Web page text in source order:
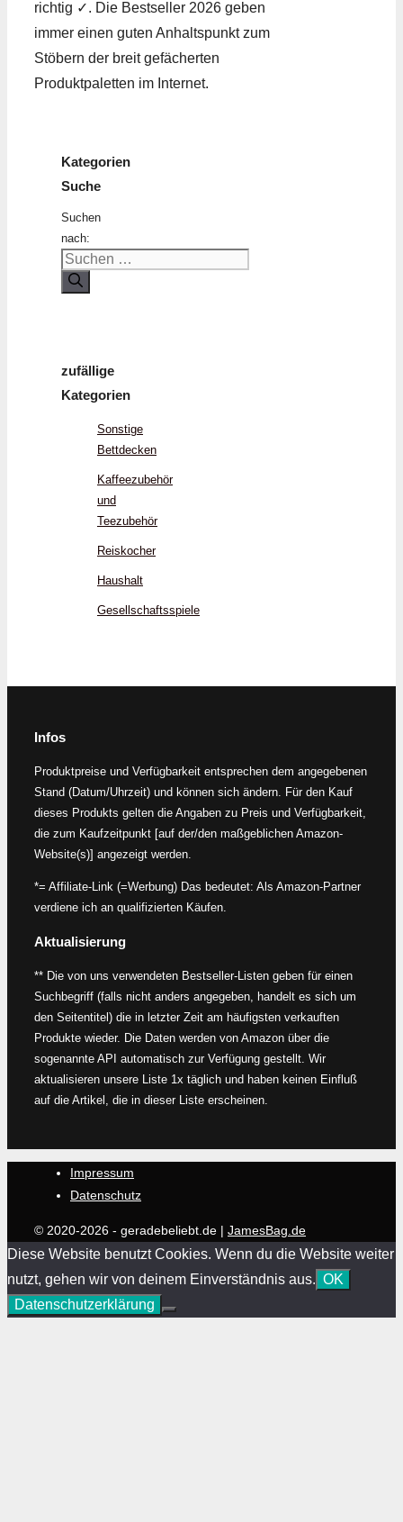
richtig ✓. Die Bestseller 2026 geben
immer einen guten Anhaltspunkt zum
Stöbern der breit gefächerten
Produktpaletten im Internet.
Kategorien
Suche
Suchen
nach:
zufällige
Kategorien
Sonstige
Bettdecken
Kaffeezubehör
und
Teezubehör
Reiskocher
Haushalt
Gesellschaftsspiele
Infos
Produktpreise und Verfügbarkeit entsprechen dem angegebenen
Stand (Datum/Uhrzeit) und können sich ändern. Für den Kauf
dieses Produkts gelten die Angaben zu Preis und Verfügbarkeit,
die zum Kaufzeitpunkt [auf der/den maßgeblichen Amazon-
Website(s)] angezeigt werden.
*= Affiliate-Link (=Werbung) Das bedeutet: Als Amazon-Partner
verdiene ich an qualifizierten Käufen.
Aktualisierung
** Die von uns verwendeten Bestseller-Listen geben für einen
Suchbegriff (falls nicht anders angegeben, handelt es sich um
den Seitentitel) die in letzter Zeit am häufigsten verkauften
Produkte wieder. Die Daten werden von Amazon über die
sogenannte API automatisch zur Verfügung gestellt. Wir
aktualisieren unsere Liste 1x täglich und haben keinen Einfluß
auf die Artikel, die in dieser Liste erscheinen.
Impressum
Datenschutz
© 2020-2026 - geradebeliebt.de | JamesBag.de
Diese Website benutzt Cookies. Wenn du die Website weiter
nutzt, gehen wir von deinem Einverständnis aus. OK
Datenschutzerklärung